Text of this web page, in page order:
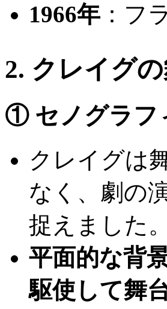
1966年 ：フ
2. クレイグ
① セノグラフ
クレイグは
なく、劇の
捉えました。
平面的な背
駆使して舞